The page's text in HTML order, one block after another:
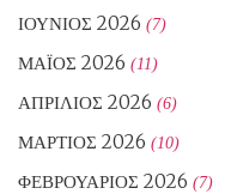
ΙΟΎΝΙΟΣ 2026 (7)
ΜΆΙΟΣ 2026 (11)
ΑΠΡΊΛΙΟΣ 2026 (6)
ΜΆΡΤΙΟΣ 2026 (10)
ΦΕΒΡΟΥΆΡΙΟΣ 2026 (7)